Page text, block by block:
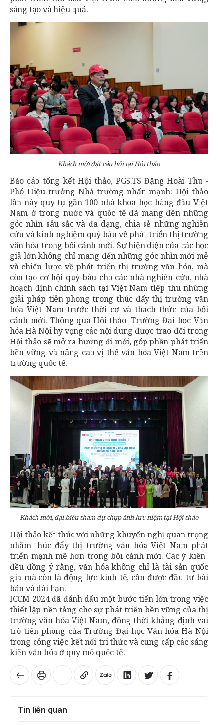
sáng tạo và hiệu quả.
Khách mời đặt câu hỏi tại Hội thảo
Báo cáo tổng kết Hội thảo, PGS.TS Đặng Hoài Thu -
Phó Hiệu trưởng Nhà trường nhấn mạnh: Hội thảo
lần này quy tụ gần 100 nhà khoa học hàng đầu Việt
Nam ở trong nước và quốc tế đã mang đến những
góc nhìn sâu sắc và đa dạng, chia sẻ những nghiên
cứu và kinh nghiệm quý báu về phát triển thị trường
văn hóa trong bối cảnh mới. Sự hiện diện của các học
giả lớn không chỉ mang đến những góc nhìn mới mẻ
và chiến lược về phát triển thị trường văn hóa, mà
còn tạo cơ hội quý báu cho các nhà nghiên cứu, nhà
hoạch định chính sách tại Việt Nam tiếp thu những
giải pháp tiên phong trong thúc đẩy thị trường văn
hóa Việt Nam trước thời cơ và thách thức của bối
cảnh mới. Thông qua Hội thảo, Trường Đại học Văn
hóa Hà Nội hy vọng các nội dung được trao đổi trong
Hội thảo sẽ mở ra hướng đi mới, góp phần phát triển
bền vững và nâng cao vị thế văn hóa Việt Nam trên
trường quốc tế.
Khách mời, đại biểu tham dự chụp ảnh lưu niệm tại Hội thảo
Hội thảo kết thúc với những khuyến nghị quan trọng
nhằm thúc đẩy thị trường văn hóa Việt Nam phát
triển mạnh mẽ hơn trong bối cảnh mới. Các ý kiến ​​
đều đồng ý rằng, văn hóa không chỉ là tài sản quốc
gia mà còn là động lực kinh tế, cần được đầu tư bài
bản và dài hạn.
ICCM 2024 đã đánh dấu một bước tiến lớn trong việc
thiết lập nền tảng cho sự phát triển bền vững của thị
trường văn hóa Việt Nam, đồng thời khẳng định vai
trò tiên phong của Trường Đại học Văn hóa Hà Nội
trong công việc kết nối tri thức và cung cấp các sáng
kiến ​​văn hóa ở quy mô quốc tế.
Tin liên quan